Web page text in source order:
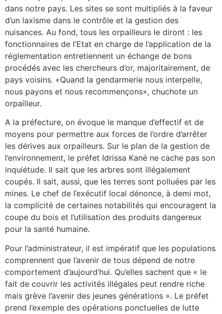
dans notre pays. Les sites se sont multipliés à la faveur
d’un laxisme dans le contrôle et la gestion des
nuisances. Au fond, tous les orpailleurs le diront : les
fonctionnaires de l’Etat en charge de l’application de la
réglementation entretiennent un échange de bons
procédés avec les chercheurs d’or, majoritairement, de
pays voisins. «Quand la gendarmerie nous interpelle,
nous payons et nous recommençons», chuchote un
orpailleur.
A la préfecture, on évoque le manque d’effectif et de
moyens pour permettre aux forces de l’ordre d’arrêter
les dérives aux orpailleurs. Sur le plan de la gestion de
l’environnement, le préfet Idrissa Kané ne cache pas son
inquiétude. Il sait que les arbres sont illégalement
coupés. Il sait, aussi, que les terres sont polluées par les
mines. Le chef de l’exécutif local dénonce, à demi mot,
la complicité de certaines notabilités qui encouragent la
coupe du bois et l’utilisation des produits dangereux
pour la santé humaine.
Pour l’administrateur, il est impératif que les populations
comprennent que l’avenir de tous dépend de notre
comportement d’aujourd’hui. Qu’elles sachent que « le
fait de couvrir les activités illégales peut rendre riche
mais grève l’avenir des jeunes générations ». Le préfet
prend l’exemple des opérations ponctuelles de lutte